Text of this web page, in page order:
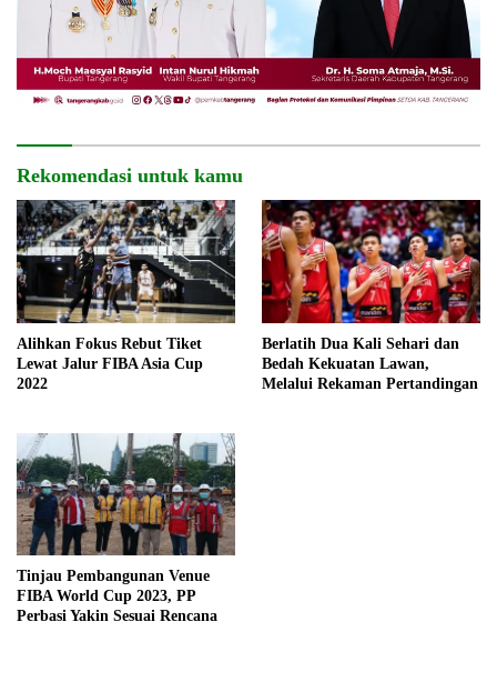
Rekomendasi untuk kamu
Alihkan Fokus Rebut Tiket
Lewat Jalur FIBA Asia Cup
2022
Berlatih Dua Kali Sehari dan
Bedah Kekuatan Lawan,
Melalui Rekaman Pertandingan
Tinjau Pembangunan Venue
FIBA World Cup 2023, PP
Perbasi Yakin Sesuai Rencana